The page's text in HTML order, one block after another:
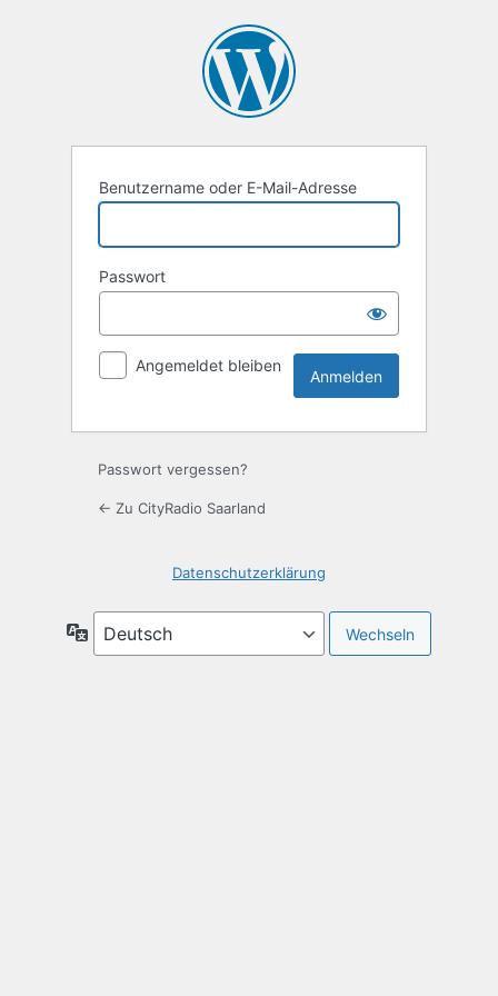
Benutzername oder E-Mail-Adresse
Passwort
Angemeldet bleiben
Passwort vergessen?
← Zu CityRadio Saarland
Datenschutzerklärung
Sprache